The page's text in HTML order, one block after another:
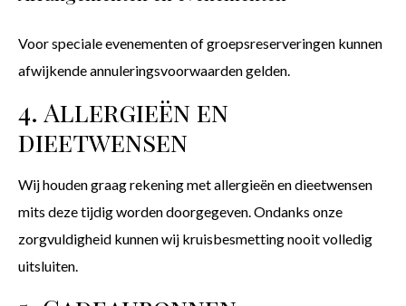
Voor speciale evenementen of groepsreserveringen kunnen
afwijkende annuleringsvoorwaarden gelden.
4. Allergieën en
dieetwensen
Wij houden graag rekening met allergieën en dieetwensen
mits deze tijdig worden doorgegeven. Ondanks onze
zorgvuldigheid kunnen wij kruisbesmetting nooit volledig
uitsluiten.